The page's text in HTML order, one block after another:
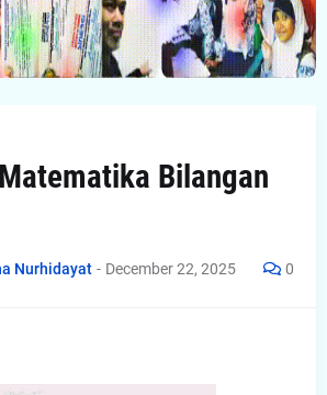
Bilangan
Nurhidayat - December 22, 2025 0